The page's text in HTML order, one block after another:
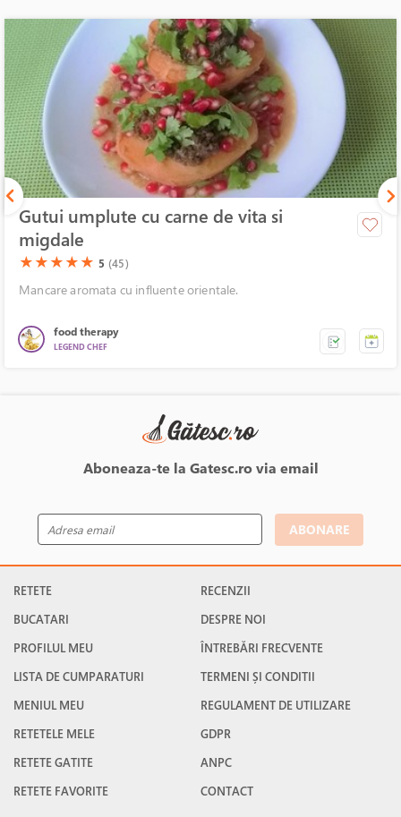
Gutui umplute cu carne de vita si
migdale
(*)
★(*)
★(*)
★(*)
★(*)
★ 5 (45)
Mancare aromata cu influente orientale.
food therapy
LEGEND CHEF
Aboneaza-te la Gatesc.ro via email
ABONARE
RETETE
BUCATARI
PROFILUL MEU
LISTA DE CUMPARATURI
MENIUL MEU
RETETELE MELE
RETETE GATITE
RETETE FAVORITE
RECENZII
DESPRE NOI
ÎNTREBĂRI FRECVENTE
TERMENI ȘI CONDITII
REGULAMENT DE UTILIZARE
GDPR
ANPC
CONTACT